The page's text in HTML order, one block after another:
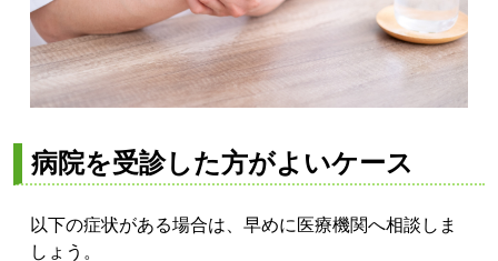
病院を受診した方がよいケース
以下の症状がある場合は、早めに医療機関へ相談しま
しょう。